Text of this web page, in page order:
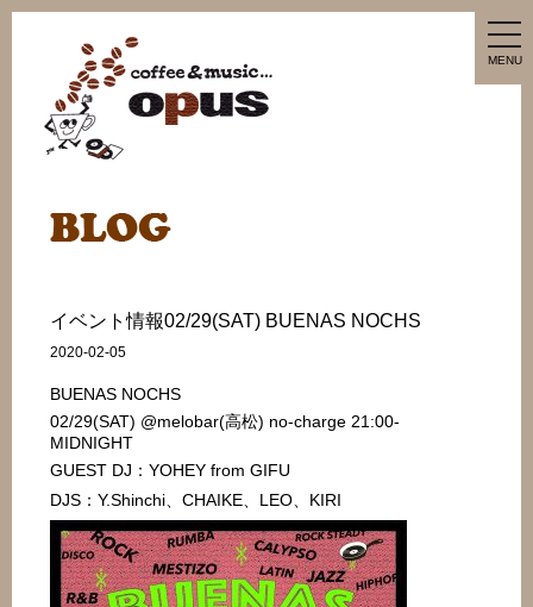
MENU
イベント情報02/29(SAT) BUENAS NOCHS
2020-02-05
BUENAS NOCHS
02/29(SAT) @melobar(高松) no-charge 21:00-
MIDNIGHT
GUEST DJ：YOHEY from GIFU
DJS：Y.Shinchi、CHAIKE、LEO、KIRI